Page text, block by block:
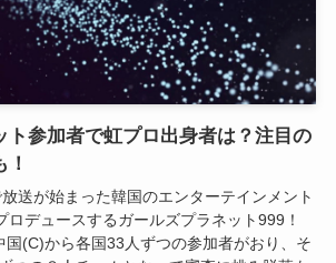
ト参加者で虹プロ出身者は？注目の
送が始まった韓国のエンターテインメント
ロデュースするガールズプラネット999！
国(C)から各国33人ずつの参加者がおり、そ